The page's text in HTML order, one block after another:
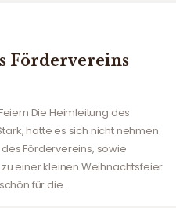
Fördervereins
Die Heimleitung des
hatte es sich nicht nehmen
Fördervereins, sowie
einer kleinen Weihnachtsfeier
für die…